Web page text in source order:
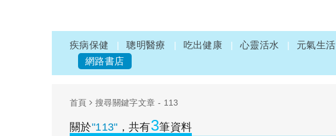
疾病保健 聰明醫療 吃出健康 心靈活水 元氣生活
網路書店
首頁 搜尋關鍵字文章 - 113
關於"113" ，共有3筆資料